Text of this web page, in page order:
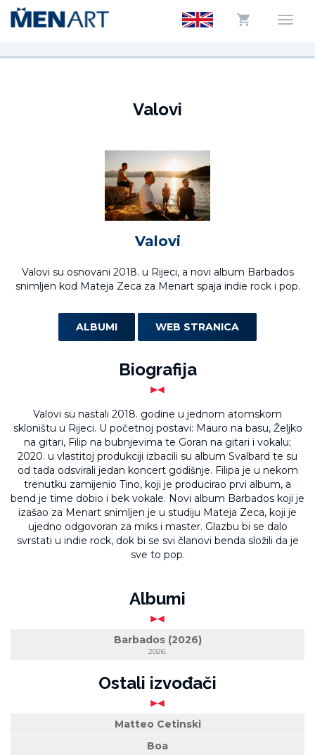
Valovi
Valovi
Valovi su osnovani 2018. u Rijeci, a novi album Barbados
snimljen kod Mateja Zeca za Menart spaja indie rock i pop.
ALBUMI WEB STRANICA
Biografija
Valovi su nastali 2018. godine u jednom atomskom
skloništu u Rijeci. U početnoj postavi: Mauro na basu, Željko
na gitari, Filip na bubnjevima te Goran na gitari i vokalu;
2020. u vlastitoj produkciji izbacili su album Svalbard te su
od tada odsvirali jedan koncert godišnje. Filipa je u nekom
trenutku zamijenio Tino, koji je producirao prvi album, a
bend je time dobio i bek vokale. Novi album Barbados koji je
izašao za Menart snimljen je u studiju Mateja Zeca, koji je
ujedno odgovoran za miks i master. Glazbu bi se dalo
svrstati u indie rock, dok bi se svi članovi benda složili da je
sve to pop.
Albumi
Barbados (2026)
2026.
Ostali izvođači
Matteo Cetinski
Boa